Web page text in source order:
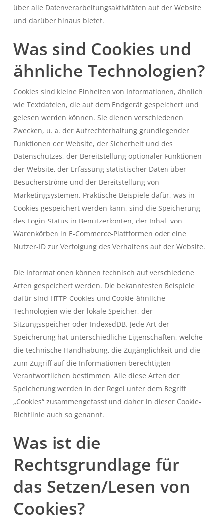
über alle Datenverarbeitungsaktivitäten auf der Website
und darüber hinaus bietet.
Was sind Cookies und
ähnliche Technologien?
Cookies sind kleine Einheiten von Informationen, ähnlich
wie Textdateien, die auf dem Endgerät gespeichert und
gelesen werden können. Sie dienen verschiedenen
Zwecken, u. a. der Aufrechterhaltung grundlegender
Funktionen der Website, der Sicherheit und des
Datenschutzes, der Bereitstellung optionaler Funktionen
der Website, der Erfassung statistischer Daten über
Besucherströme und der Bereitstellung von
Marketingsystemen. Praktische Beispiele dafür, was in
Cookies gespeichert werden kann, sind die Speicherung
des Login-Status in Benutzerkonten, der Inhalt von
Warenkörben in E-Commerce-Plattformen oder eine
Nutzer-ID zur Verfolgung des Verhaltens auf der Website.
Die Informationen können technisch auf verschiedene
Arten gespeichert werden. Die bekanntesten Beispiele
dafür sind HTTP-Cookies und Cookie-ähnliche
Technologien wie der lokale Speicher, der
Sitzungsspeicher oder IndexedDB. Jede Art der
Speicherung hat unterschiedliche Eigenschaften, welche
die technische Handhabung, die Zugänglichkeit und die
zum Zugriff auf die Informationen berechtigten
Verantwortlichen bestimmen. Alle diese Arten der
Speicherung werden in der Regel unter dem Begriff
„Cookies“ zusammengefasst und daher in dieser Cookie-
Richtlinie auch so genannt.
Was ist die
Rechtsgrundlage für
das Setzen/Lesen von
Cookies?